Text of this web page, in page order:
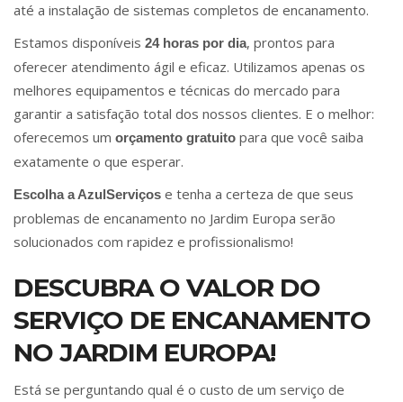
até a instalação de sistemas completos de encanamento.
Estamos disponíveis 24 horas por dia, prontos para
oferecer atendimento ágil e eficaz. Utilizamos apenas os
melhores equipamentos e técnicas do mercado para
garantir a satisfação total dos nossos clientes. E o melhor:
oferecemos um orçamento gratuito para que você saiba
exatamente o que esperar.
Escolha a AzulServiços e tenha a certeza de que seus
problemas de encanamento no Jardim Europa serão
solucionados com rapidez e profissionalismo!
DESCUBRA O VALOR DO
SERVIÇO DE ENCANAMENTO
NO JARDIM EUROPA!
Está se perguntando qual é o custo de um serviço de